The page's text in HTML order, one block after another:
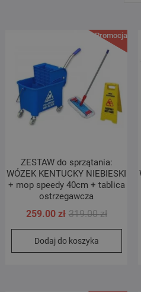
Promocja!
ZESTAW do sprzątania:
WÓZEK KENTUCKY NIEBIESKI
+ mop speedy 40cm + tablica
ostrzegawcza
319.00złPierwotna
cena
319.00
259.00 zł
Aktualna
cena
259.00
Dodaj do koszyka